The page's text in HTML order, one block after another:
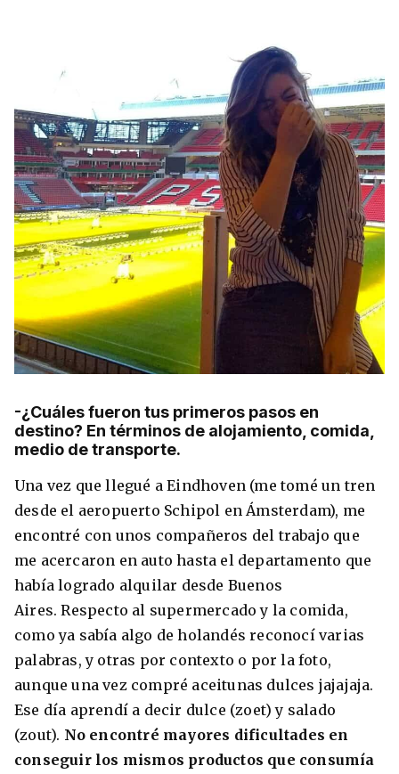
-¿Cuáles fueron tus primeros pasos en
destino? En términos de alojamiento, comida,
medio de transporte.
Una vez que llegué a Eindhoven (me tomé un tren
desde el aeropuerto Schipol en Ámsterdam), me
encontré con unos compañeros del trabajo que
me acercaron en auto hasta el departamento que
había logrado alquilar desde Buenos
Aires. Respecto al supermercado y la comida,
como ya sabía algo de holandés reconocí varias
palabras, y otras por contexto o por la foto,
aunque una vez compré aceitunas dulces jajajaja.
Ese día aprendí a decir dulce (zoet) y salado
(zout). No encontré mayores dificultades en
conseguir los mismos productos que consumía